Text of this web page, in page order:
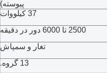
پیوسته)
37 کیلووات
2500 تا 6000 دور در دقیقه
تغار و سمپاش
13 گروه.